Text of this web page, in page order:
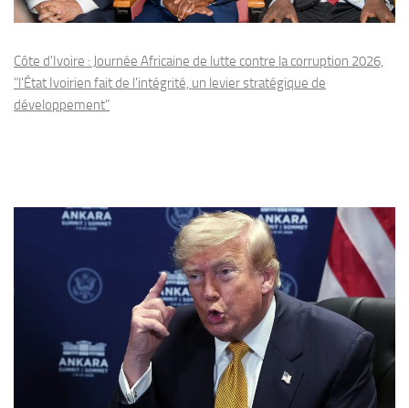
Côte d'Ivoire : Journée Africaine de lutte contre la corruption 2026,
"l'État Ivoirien fait de l'intégrité, un levier stratégique de
développement"